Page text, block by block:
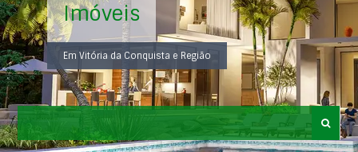
Imóveis
Em Vitória da Conquista e Região